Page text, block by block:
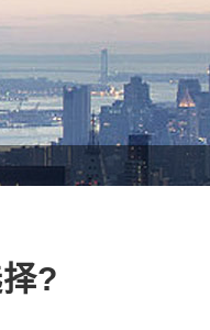
?